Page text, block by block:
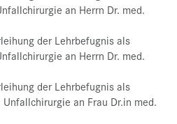
an Herrn Dr. med.
der Lehrbefugnis als
an Herrn Dr. med.
der Lehrbefugnis als
an Frau Dr.in med.